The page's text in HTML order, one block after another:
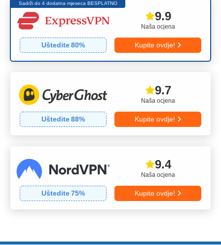
Sadrži do 4 dodatna mjeseca BESPLATNO
Naša ocjena
9.9
Uštedite80% Kupite ovdje!
Naša ocjena
9.7
Uštedite88% Kupite ovdje!
Naša ocjena
9.4
Uštedite75% Kupite ovdje!